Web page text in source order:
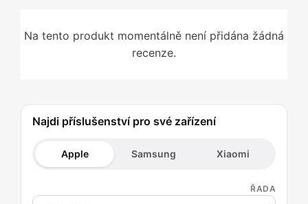
Na tento produkt momentálně není přidána žádná
recenze.
Najdi příslušenství pro své zařízení
Apple Samsung Xiaomi
ŘADA